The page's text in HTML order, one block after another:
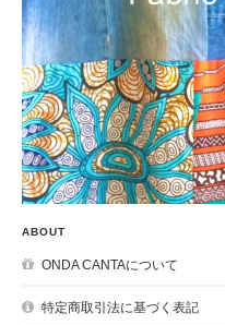
ABOUT
ONDA CANTAについて
特定商取引法に基づく表記